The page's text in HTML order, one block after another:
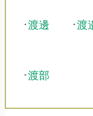
･渡邊 ･渡
･渡部